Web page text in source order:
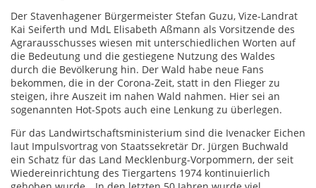
Der Stavenhagener Bürgermeister Stefan Guzu, Vize-Landrat
Kai Seiferth und MdL Elisabeth Aßmann als Vorsitzende des
Agrarausschusses wiesen mit unterschiedlichen Worten auf
die Bedeutung und die gestiegene Nutzung des Waldes
durch die Bevölkerung hin. Der Wald habe neue Fans
bekommen, die in der Corona-Zeit, statt in den Flieger zu
steigen, ihre Auszeit im nahen Wald nahmen. Hier sei an
sogenannten Hot-Spots auch eine Lenkung zu überlegen.
Für das Landwirtschaftsministerium sind die Ivenacker Eichen
laut Impulsvortrag von Staatssekretär Dr. Jürgen Buchwald
ein Schatz für das Land Mecklenburg-Vorpommern, der seit
Wiedereinrichtung des Tiergartens 1974 kontinuierlich